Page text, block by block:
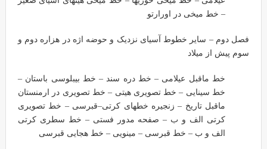
– خط میخی در اورارتو
فصل دوم – سایر خطوط آسیای نزدیک و حوضه اژه در هزاره دوم و
سوم پیش از میلاد
خط ماقبل عیلامی – خط دره سند – خط بیبلوسی باستان –
خط سینایی – خط تصویری هیتی – خط تصویری در ارمنستان
ماقبل تاریخ – زنجیره خطهای کرتی–قبرسی – خط تصویری
کرتی الف و ب – صفحه مدور فستی – خط سطری کرتی
الف و ب – خط قبرسی – مینویی – خط هجایی قبرسی